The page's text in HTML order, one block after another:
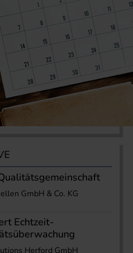
GmbH & Co. KG
Echtzeit-
Herford GmbH